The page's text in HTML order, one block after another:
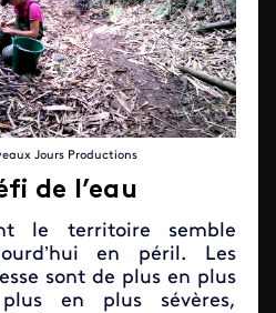
Jours Productions
de l’eau
le territoire semble
en péril. Les
sont de plus en plus
en plus sévères,